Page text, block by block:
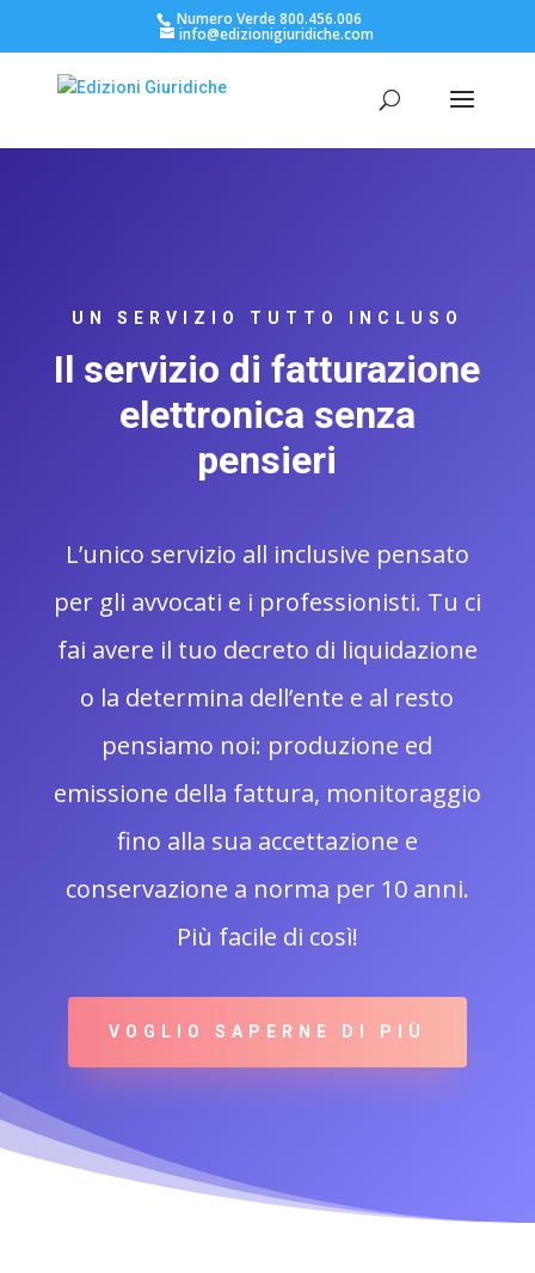
Numero Verde 800.456.006
info@edizionigiuridiche.com
UN SERVIZIO TUTTO INCLUSO
Il servizio di fatturazione
elettronica senza
pensieri
L’unico servizio all inclusive pensato
per gli avvocati e i professionisti. Tu ci
fai avere il tuo decreto di liquidazione
o la determina dell’ente e al resto
pensiamo noi: produzione ed
emissione della fattura, monitoraggio
fino alla sua accettazione e
conservazione a norma per 10 anni.
Più facile di così!
VOGLIO SAPERNE DI PIÙ